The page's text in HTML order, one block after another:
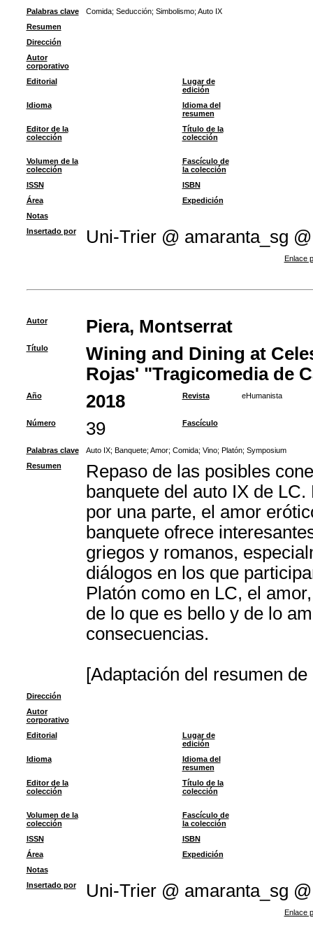
Palabras clave Comida; Seducción; Simbolismo; Auto IX
Resumen
Dirección
Autor
corporativo
Editorial
Lugar de
edición
Idioma
Idioma del
resumen
Editor de la
colección
Título de la
colección
Volumen de la
colección
Fascículo de
la colección
ISSN
ISBN
Área
Expedición
Notas
Insertado por
Uni-Trier @ amaranta_sg @
Enlace
Autor Piera, Montserrat
Título
Wining and Dining at
Rojas' "Tragicomedia de
Año 2018 Revista eHumanista
Número 39 Fascículo
Palabras clave Auto IX; Banquete; Amor; Comida; Vino; Platón; Symposium
Resumen
Repaso de las posibles
banquete del auto IX de
por una parte, el amor
banquete ofrece
griegos y romanos,
diálogos en los que
Platón como en LC, el
de lo que es bello y de lo
consecuencias.
[Adaptación del resumen de
Dirección
Autor
corporativo
Editorial
Lugar de
edición
Idioma
Idioma del
resumen
Editor de la
colección
Título de la
colección
Volumen de la
colección
Fascículo de
la colección
ISSN
ISBN
Área
Expedición
Notas
Insertado por
Uni-Trier @ amaranta_sg @
Enlace